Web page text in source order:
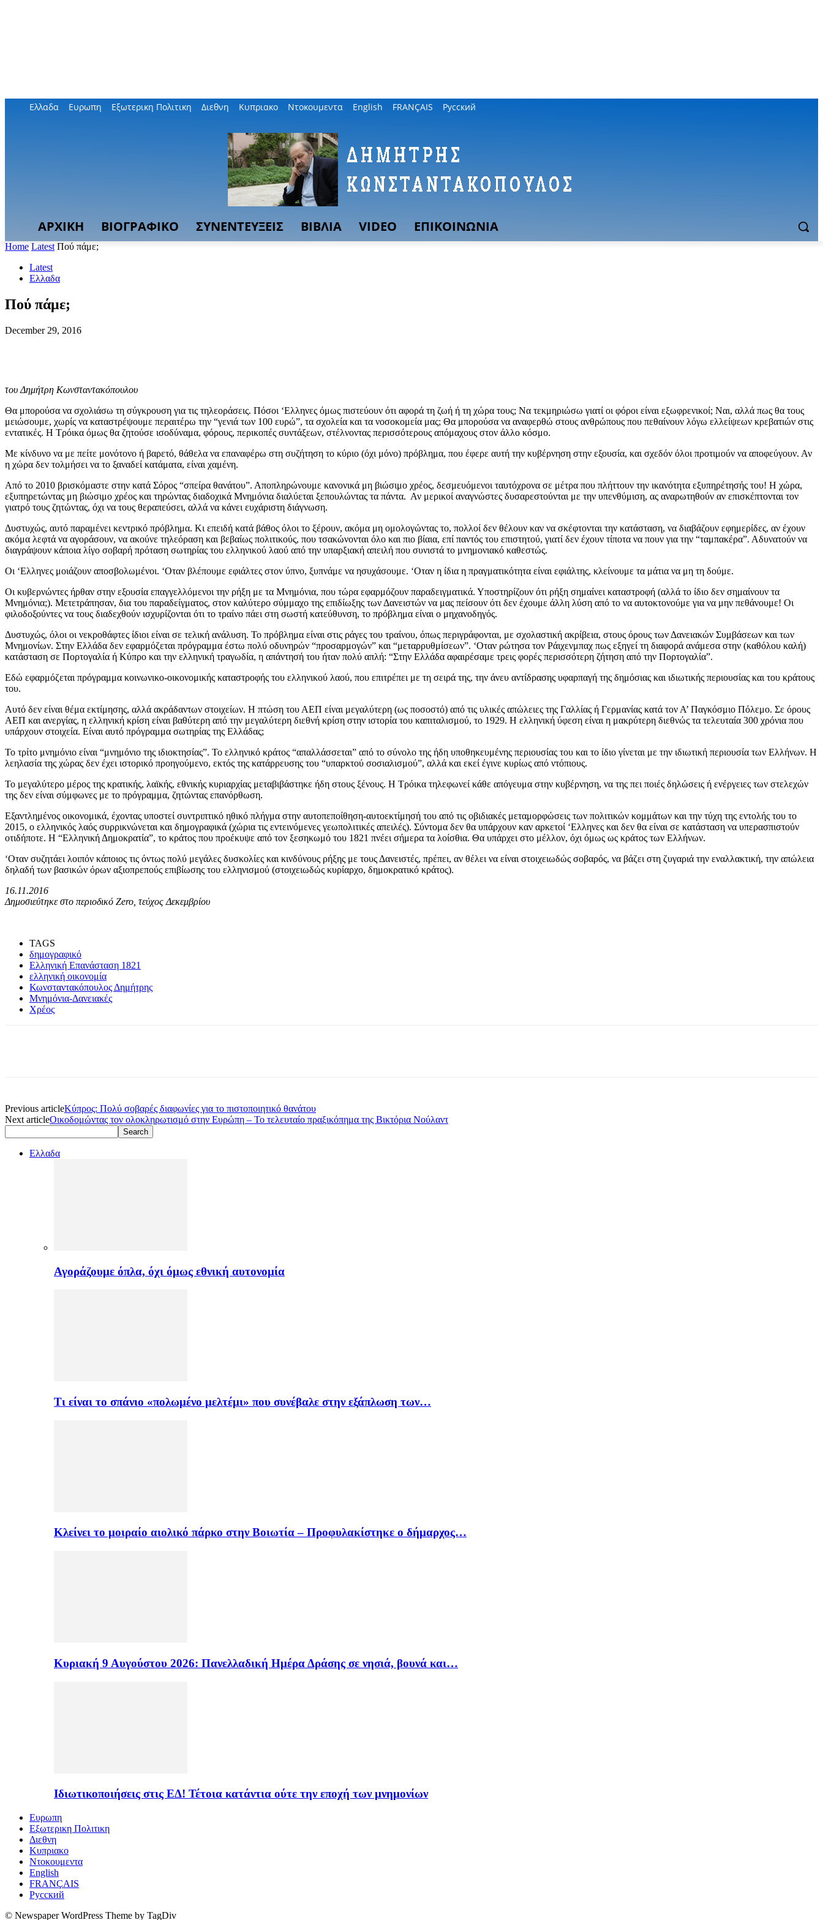
Ελλαδα Ευρωπη Εξωτερικη Πολιτικη Διεθνη Κυπριακο Ντοκουμεντα English FRANÇAIS Русский
ΑΡΧΙΚΗ ΒΙΟΓΡΑΦΙΚΟ ΣΥΝΕΝΤΕΥΞΕΙΣ ΒΙΒΛΙΑ VIDEO ΕΠΙΚΟΙΝΩΝΙΑ
Home Latest Πού πάμε;
Latest
Ελλαδα
Πού πάμε;
December 29, 2016
του Δημήτρη Κωνσταντακόπουλου
Θα μπορούσα να σχολιάσω τη σύγκρουση για τις τηλεοράσεις. Πόσοι ‘Ελληνες όμως πιστεύουν ότι αφορά τη ζωή ή τη χώρα τους; Να τεκμηριώσω γιατί οι φόροι είναι εξωφρενικοί; Ναι, αλλά πως θα τους
μειώσουμε, χωρίς να καταστρέψουμε περαιτέρω την “γενιά των 100 ευρώ”, τα σχολεία και τα νοσοκομεία μας; Θα μπορούσα να αναφερθώ στους ανθρώπους που πεθαίνουν λόγω ελλείψεων κρεβατιών στις
εντατικές. Η Τρόικα όμως θα ζητούσε ισοδύναμα, φόρους, περικοπές συντάξεων, στέλνοντας περισσότερους απόμαχους στον άλλο κόσμο.
Με κίνδυνο να με πείτε μονότονο ή βαρετό, θάθελα να επαναφέρω στη συζήτηση το κύριο (όχι μόνο) πρόβλημα, που έφερε αυτή την κυβέρνηση στην εξουσία, και σχεδόν όλοι προτιμούν να αποφεύγουν. Αν
η χώρα δεν τολμήσει να το ξαναδεί κατάματα, είναι χαμένη.
Από το 2010 βρισκόμαστε στην κατά Σόρος “σπείρα θανάτου”. Αποπληρώνουμε κανονικά μη βιώσιμο χρέος, δεσμευόμενοι ταυτόχρονα σε μέτρα που πλήττουν την ικανότητα εξυπηρέτησής του! Η χώρα,
εξυπηρετώντας μη βιώσιμο χρέος και τηρώντας διαδοχικά Μνημόνια διαλύεται ξεπουλώντας τα πάντα. Αν μερικοί αναγνώστες δυσαρεστούνται με την υπενθύμιση, ας αναρωτηθούν αν επισκέπτονται τον
γιατρό τους ζητώντας, όχι να τους θεραπεύσει, αλλά να κάνει ευχάριστη διάγνωση.
Δυστυχώς, αυτό παραμένει κεντρικό πρόβλημα. Κι επειδή κατά βάθος όλοι το ξέρουν, ακόμα μη ομολογώντας το, πολλοί δεν θέλουν καν να σκέφτονται την κατάσταση, να διαβάζουν εφημερίδες, αν έχουν
ακόμα λεφτά να αγοράσουν, να ακούνε τηλεόραση και βεβαίως πολιτικούς, που τσακώνονται όλο και πιο βίαια, επί παντός του επιστητού, γιατί δεν έχουν τίποτα να πουν για την “ταμπακέρα”. Αδυνατούν να
διαγράψουν κάποια λίγο σοβαρή πρόταση σωτηρίας του ελληνικού λαού από την υπαρξιακή απειλή που συνιστά το μνημονιακό καθεστώς.
Οι ‘Ελληνες μοιάζουν αποσβολωμένοι. ‘Οταν βλέπουμε εφιάλτες στον ύπνο, ξυπνάμε να ησυχάσουμε. ‘Οταν η ίδια η πραγματικότητα είναι εφιάλτης, κλείνουμε τα μάτια να μη τη δούμε.
Οι κυβερνώντες ήρθαν στην εξουσία επαγγελλόμενοι την ρήξη με τα Μνημόνια, που τώρα εφαρμόζουν παραδειγματικά. Υποστηρίζουν ότι ρήξη σημαίνει καταστροφή (αλλά το ίδιο δεν σημαίνουν τα
Μνημόνια;). Μετετράπησαν, δια του παραδείγματος, στον καλύτερο σύμμαχο της επιδίωξης των Δανειστών να μας πείσουν ότι δεν έχουμε άλλη λύση από το να αυτοκτονούμε για να μην πεθάνουμε! Οι
φιλοδοξούντες να τους διαδεχθούν ισχυρίζονται ότι το τραίνο πάει στη σωστή κατεύθυνση, το πρόβλημα είναι ο μηχανοδηγός.
Δυστυχώς, όλοι οι νεκροθάφτες ίδιοι είναι σε τελική ανάλυση. Το πρόβλημα είναι στις ράγες του τραίνου, όπως περιγράφονται, με σχολαστική ακρίβεια, στους όρους των Δανειακών Συμβάσεων και των
Μνημονίων. Στην Ελλάδα δεν εφαρμόζεται πρόγραμμα έστω πολύ οδυνηρών “προσαρμογών” και “μεταρρυθμίσεων”. ‘Οταν ρώτησα τον Ράιχενμπαχ πως εξηγεί τη διαφορά ανάμεσα στην (καθόλου καλή)
κατάσταση σε Πορτογαλία ή Κύπρο και την ελληνική τραγωδία, η απάντησή του ήταν πολύ απλή: “Στην Ελλάδα αφαιρέσαμε τρεις φορές περισσότερη ζήτηση από την Πορτογαλία”.
Εδώ εφαρμόζεται πρόγραμμα κοινωνικο-οικονομικής καταστροφής του ελληνικού λαού, που επιτρέπει με τη σειρά της, την άνευ αντίδρασης υφαρπαγή της δημόσιας και ιδιωτικής περιουσίας και του κράτους
του.
Αυτό δεν είναι θέμα εκτίμησης, αλλά ακράδαντων στοιχείων. Η πτώση του ΑΕΠ είναι μεγαλύτερη (ως ποσοστό) από τις υλικές απώλειες της Γαλλίας ή Γερμανίας κατά τον Α’ Παγκόσμιο Πόλεμο. Σε όρους
ΑΕΠ και ανεργίας, η ελληνική κρίση είναι βαθύτερη από την μεγαλύτερη διεθνή κρίση στην ιστορία του καπιταλισμού, το 1929. Η ελληνική ύφεση είναι η μακρύτερη διεθνώς τα τελευταία 300 χρόνια που
υπάρχουν στοιχεία. Είναι αυτό πρόγραμμα σωτηρίας της Ελλάδας;
Το τρίτο μνημόνιο είναι “μνημόνιο της ιδιοκτησίας”. Το ελληνικό κράτος “απαλλάσσεται” από το σύνολο της ήδη υποθηκευμένης περιουσίας του και το ίδιο γίνεται με την ιδιωτική περιουσία των Ελλήνων. Η
λεηλασία της χώρας δεν έχει ιστορικό προηγούμενο, εκτός της κατάρρευσης του “υπαρκτού σοσιαλισμού”, αλλά και εκεί έγινε κυρίως από ντόπιους.
Το μεγαλύτερο μέρος της κρατικής, λαϊκής, εθνικής κυριαρχίας μεταβιβάστηκε ήδη στους ξένους. Η Τρόικα τηλεφωνεί κάθε απόγευμα στην κυβέρνηση, να της πει ποιές δηλώσεις ή ενέργειες των στελεχών
της δεν είναι σύμφωνες με το πρόγραμμα, ζητώντας επανόρθωση.
Εξαντλημένος οικονομικά, έχοντας υποστεί συντριπτικό ηθικό πλήγμα στην αυτοπεποίθηση-αυτοεκτίμησή του από τις οβιδιακές μεταμορφώσεις των πολιτικών κομμάτων και την τύχη της εντολής του το
2015, ο ελληνικός λαός συρρικνώνεται και δημογραφικά (χώρια τις εντεινόμενες γεωπολιτικές απειλές). Σύντομα δεν θα υπάρχουν καν αρκετοί ‘Ελληνες και δεν θα είναι σε κατάσταση να υπερασπιστούν
οτιδήποτε. Η “Ελληνική Δημοκρατία”, το κράτος που προέκυψε από τον ξεσηκωμό του 1821 πνέει σήμερα τα λοίσθια. Θα υπάρχει στο μέλλον, όχι όμως ως κράτος των Ελλήνων.
‘Οταν συζητάει λοιπόν κάποιος τις όντως πολύ μεγάλες δυσκολίες και κινδύνους ρήξης με τους Δανειστές, πρέπει, αν θέλει να είναι στοιχειωδώς σοβαρός, να βάζει στη ζυγαριά την εναλλακτική, την απώλεια
δηλαδή των βασικών όρων αξιοπρεπούς επιβίωσης του ελληνισμού (στοιχειωδώς κυρίαρχο, δημοκρατικό κράτος).
16.11.2016
Δημοσιεύτηκε στο περιοδικό Zero, τεύχος Δεκεμβρίου
TAGS
δημογραφικό
Ελληνική Επανάσταση 1821
ελληνική οικονομία
Κωνσταντακόπουλος Δημήτρης
Μνημόνια-Δανειακές
Χρέος
Previous articleΚύπρος: Πολύ σοβαρές διαφωνίες για το πιστοποιητικό θανάτου
Next articleΟικοδομώντας τον ολοκληρωτισμό στην Ευρώπη – Το τελευταίο πραξικόπημα της Βικτόρια Νούλαντ
Ελλαδα
Αγοράζουμε όπλα, όχι όμως εθνική αυτονομία
Τι είναι το σπάνιο «πολωμένο μελτέμι» που συνέβαλε στην εξάπλωση των…
Κλείνει το μοιραίο αιολικό πάρκο στην Βοιωτία – Προφυλακίστηκε ο δήμαρχος…
Κυριακή 9 Αυγούστου 2026: Πανελλαδική Ημέρα Δράσης σε νησιά, βουνά και…
Ιδιωτικοποιήσεις στις ΕΔ! Τέτοια κατάντια ούτε την εποχή των μνημονίων
Ευρωπη
Εξωτερικη Πολιτικη
Διεθνη
Κυπριακο
Ντοκουμεντα
English
FRANÇAIS
Русский
© Newspaper WordPress Theme by TagDiv